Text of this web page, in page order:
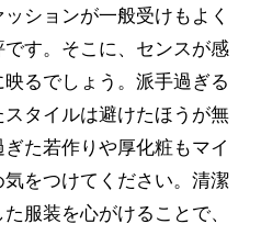
ションが一般受けもよく
す。そこに、センスが感
るでしょう。派手過ぎる
タイルは避けたほうが無
た若作りや厚化粧もマイ
をつけてください。清潔
服装を心がけることで、